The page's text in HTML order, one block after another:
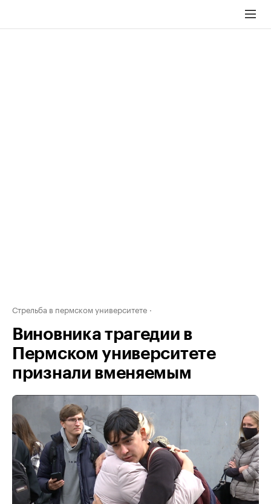
Стрельба в пермском университете
Виновника трагедии в
Пермском университете
признали вменяемым